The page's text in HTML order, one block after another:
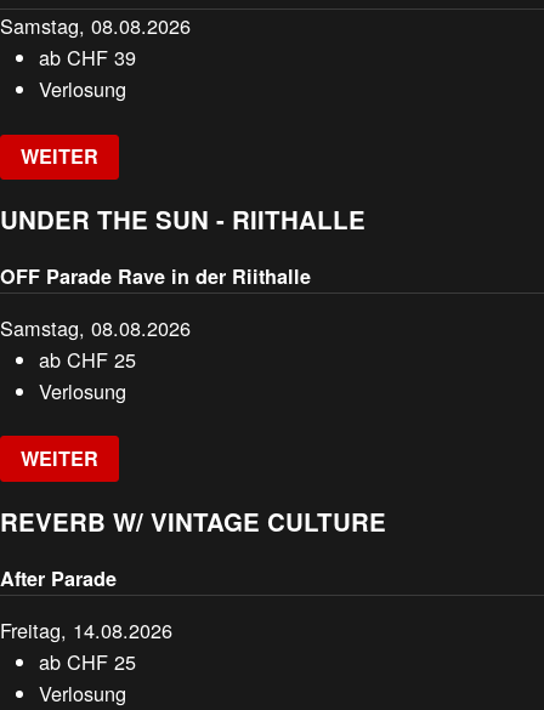
Samstag, 08.08.2026
abCHF 39
Verlosung
WEITER
UNDER THE SUN - RIITHALLE
OFF Parade Rave in der Riithalle
Samstag, 08.08.2026
abCHF 25
Verlosung
WEITER
REVERB W/ VINTAGE CULTURE
After Parade
Freitag, 14.08.2026
abCHF 25
Verlosung